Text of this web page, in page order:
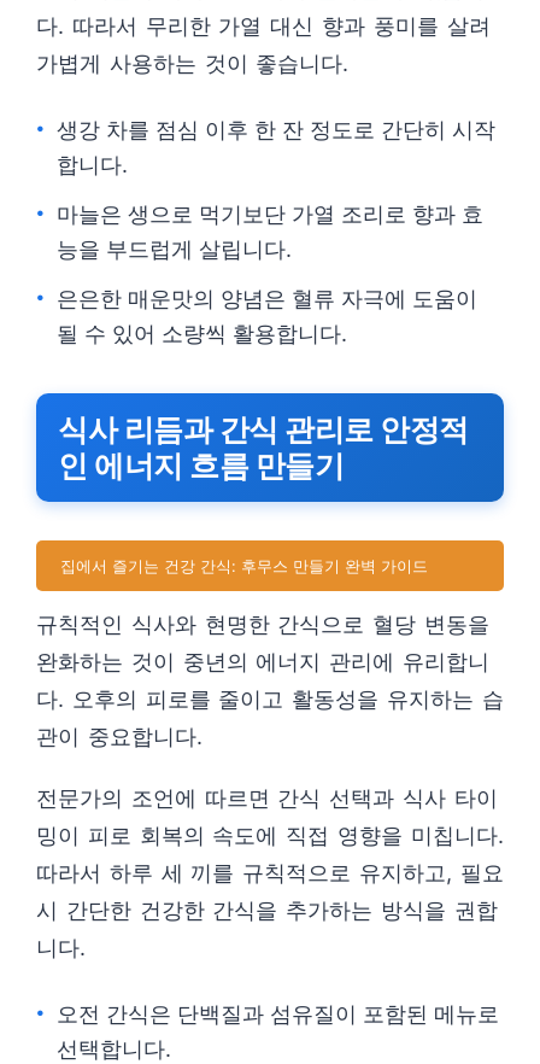
다. 따라서 무리한 가열 대신 향과 풍미를 살려
가볍게 사용하는 것이 좋습니다.
생강 차를 점심 이후 한 잔 정도로 간단히 시작
합니다.
마늘은 생으로 먹기보단 가열 조리로 향과 효
능을 부드럽게 살립니다.
은은한 매운맛의 양념은 혈류 자극에 도움이
될 수 있어 소량씩 활용합니다.
식사 리듬과 간식 관리로 안정적
인 에너지 흐름 만들기
집에서 즐기는 건강 간식: 후무스 만들기 완벽 가이드
규칙적인 식사와 현명한 간식으로 혈당 변동을
완화하는 것이 중년의 에너지 관리에 유리합니
다. 오후의 피로를 줄이고 활동성을 유지하는 습
관이 중요합니다.
전문가의 조언에 따르면 간식 선택과 식사 타이
밍이 피로 회복의 속도에 직접 영향을 미칩니다.
따라서 하루 세 끼를 규칙적으로 유지하고, 필요
시 간단한 건강한 간식을 추가하는 방식을 권합
니다.
오전 간식은 단백질과 섬유질이 포함된 메뉴로
선택합니다.